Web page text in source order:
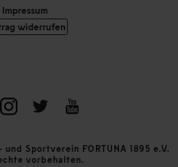
Impressum
widerrufen
Sportverein FORTUNA 1895 e.V.
vorbehalten.